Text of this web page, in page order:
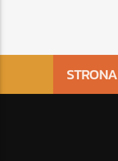
STRONA